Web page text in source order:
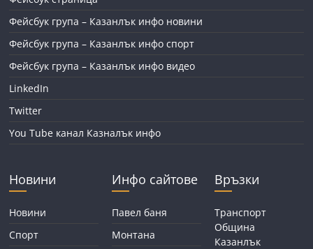
Фейсбук група – Казанлък инфо новини
Фейсбук група – Казанлък инфо спорт
Фейсбук група – Казанлък инфо видео
LinkedIn
Twitter
You Tube канал Казналък инфо
Новини
Новини
Спорт
Инфо сайтове
Павел баня
Монтана
Връзки
Транспорт
Община
Казанлък